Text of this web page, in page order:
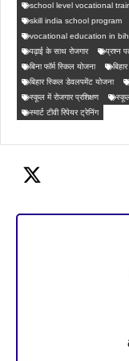
school level vocational
skill india school program
vocational education in
पढ़ाई के साथ रोजगार
प्रश्न
बिना फॉर्म स्किल योजना
बिहार स्किल डेवलपमेंट योजना
स्कूल में रोजगार प्रशिक्षण
स्मार्ट टीवी रिपेयर ट्रेनिंग